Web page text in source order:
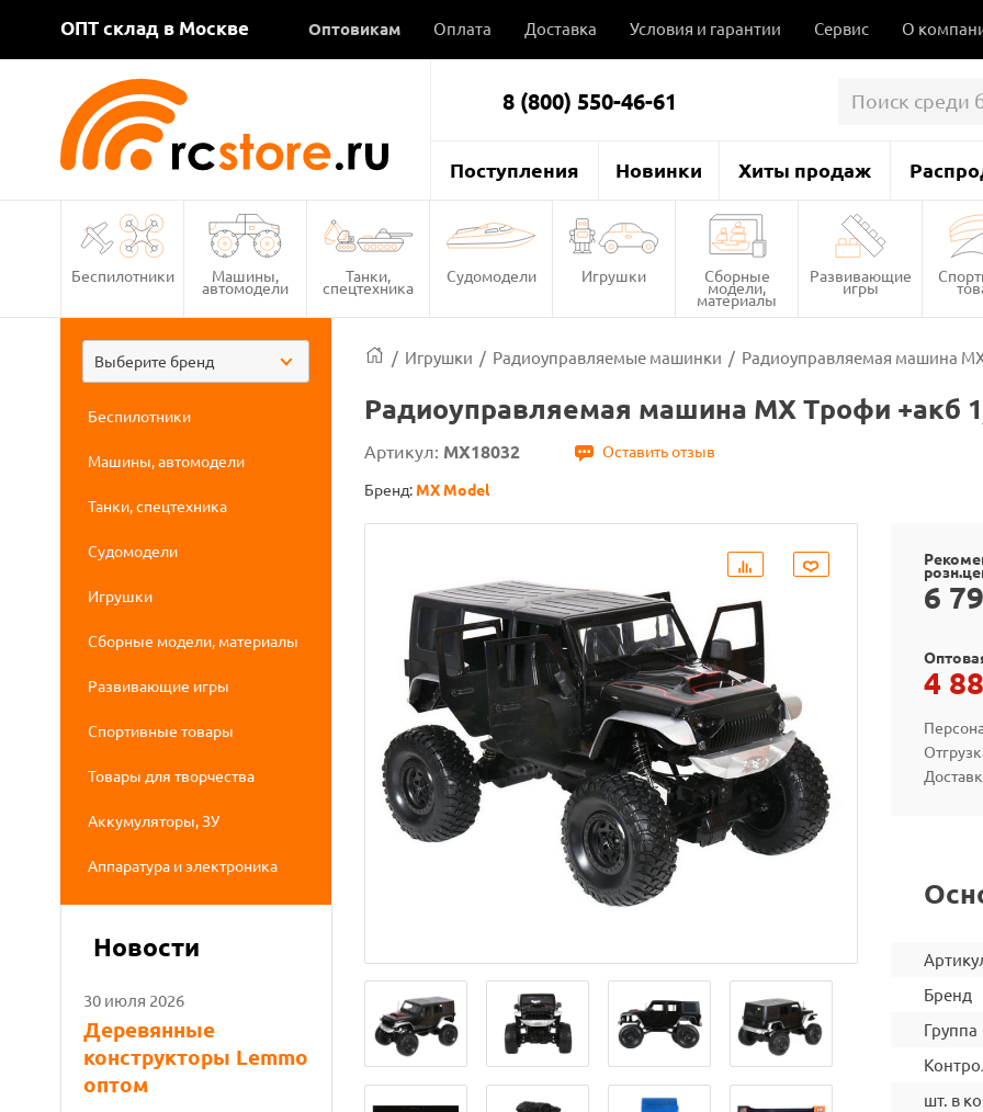
ОПТ склад в Москве Оптовикам Оплата Доставка Условия и гарантии Сервис О
8 (800) 550-46-61
Поступления Новинки Хиты продаж
Беспилотники Машины,
автомодели
Танки,
спецтехника
Судомодели Игрушки Сборные
модели,
материалы
Развивающие
игры
Выберите бренд
Беспилотники
Машины, автомодели
Танки, спецтехника
Судомодели
Игрушки
Сборные модели, материалы
Развивающие игры
Спортивные товары
Товары для творчества
Аккумуляторы, ЗУ
Аппаратура и электроника
Новости
30 июля 2026
Деревянные
конструкторы Lemmo
оптом
/ Игрушки / Радиоуправляемые машинки / Радиоуправляемая машина
Радиоуправляемая машина MX Трофи +акб
Артикул: MX18032 Оставить отзыв
Бренд: MX Model
6
4
Бренд
Группа
шт. в